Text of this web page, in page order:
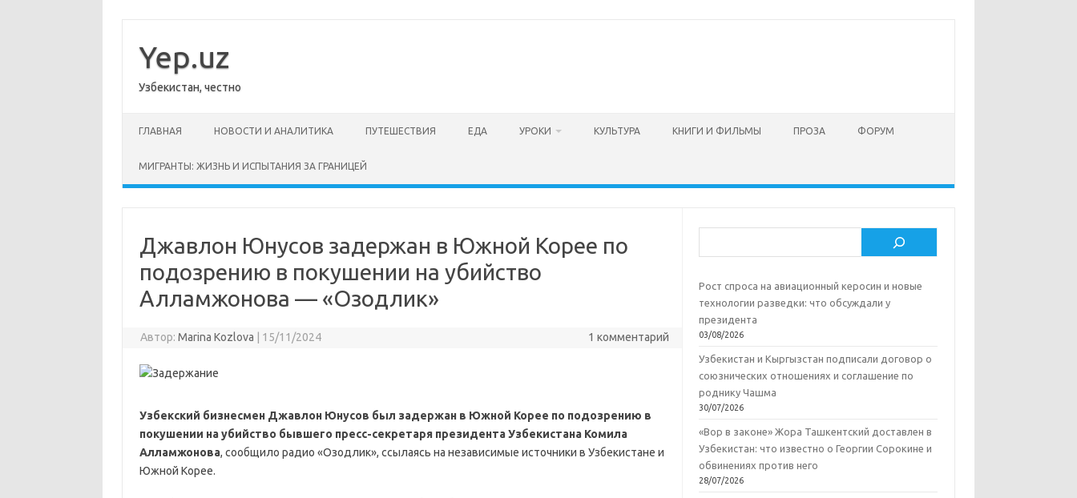
содержимому
Yep.uz
Узбекистан, честно
ГЛАВНАЯ НОВОСТИ И АНАЛИТИКА ПУТЕШЕСТВИЯ ЕДА УРОКИ КУЛЬТУРА КНИГИ И ФИЛЬМЫ ПРОЗА ФОРУМ
МИГРАНТЫ: ЖИЗНЬ И ИСПЫТАНИЯ ЗА ГРАНИЦЕЙ
Джавлон Юнусов задержан в Южной Корее по
подозрению в покушении на убийство
Алламжонова — «Озодлик»
Автор: Marina Kozlova 15/11/2024 1 комментарий
Узбекский бизнесмен Джавлон Юнусов был задержан в Южной Корее по подозрению в
покушении на убийство бывшего пресс-секретаря президента Узбекистана Комила
Алламжонова, сообщило радио «Озодлик», ссылаясь на независимые источники в Узбекистане и
Южной Корее.
Рост спроса на авиационный керосин и новые
технологии разведки: что обсуждали у
президента
03/08/2026
Узбекистан и Кыргызстан подписали договор о
союзнических отношениях и соглашение по
роднику Чашма
30/07/2026
«Вор в законе» Жора Ташкентский доставлен в
Узбекистан: что известно о Георгии Сорокине и
обвинениях против него
28/07/2026